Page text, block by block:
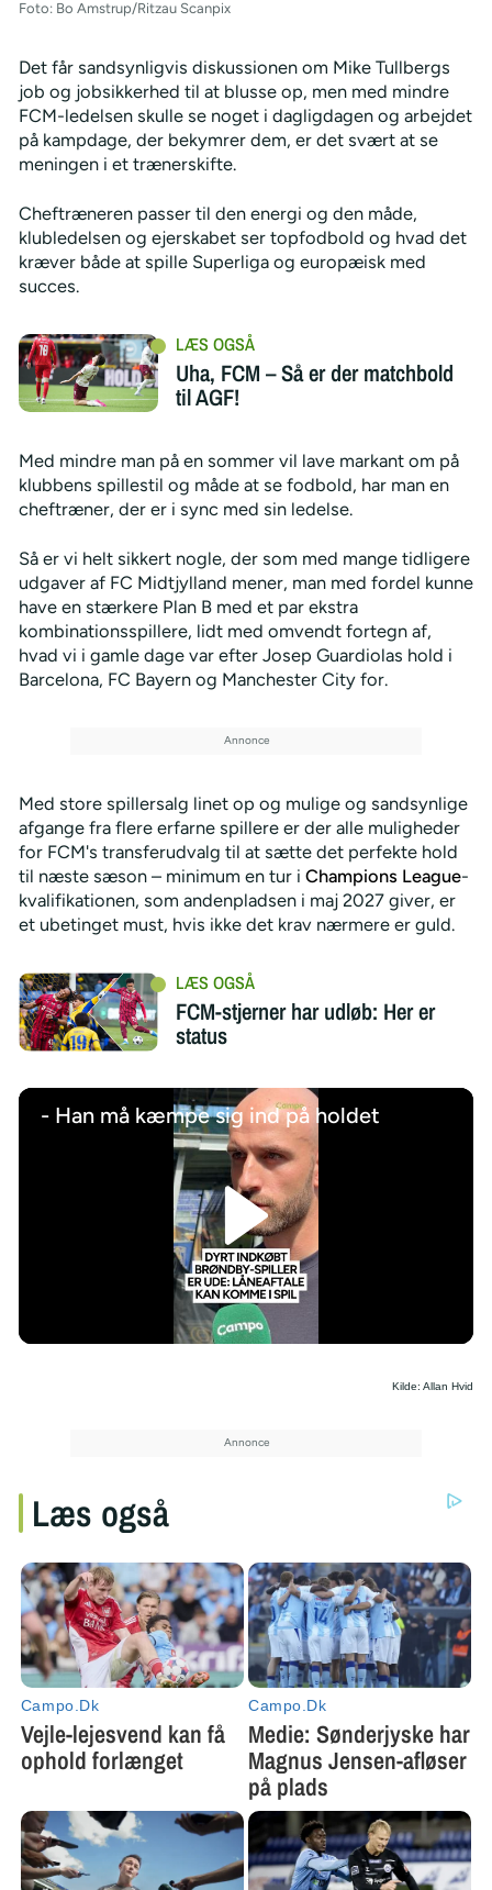
Foto: Bo Amstrup/Ritzau Scanpix
Det får sandsynligvis diskussionen om Mike Tullbergs
job og jobsikkerhed til at blusse op, men med mindre
FCM-ledelsen skulle se noget i dagligdagen og arbejdet
på kampdage, der bekymrer dem, er det svært at se
meningen i et trænerskifte.
Cheftræneren passer til den energi og den måde,
klubledelsen og ejerskabet ser topfodbold og hvad det
kræver både at spille Superliga og europæisk med
succes.
Uha, FCM – Så er der matchbold
til AGF!
Med mindre man på en sommer vil lave markant om på
klubbens spillestil og måde at se fodbold, har man en
cheftræner, der er i sync med sin ledelse.
Så er vi helt sikkert nogle, der som med mange tidligere
udgaver af FC Midtjylland mener, man med fordel kunne
have en stærkere Plan B med et par ekstra
kombinationsspillere, lidt med omvendt fortegn af,
hvad vi i gamle dage var efter Josep Guardiolas hold i
Barcelona, FC Bayern og Manchester City for.
Med store spillersalg linet op og mulige og sandsynlige
afgange fra flere erfarne spillere er der alle muligheder
for FCM's transferudvalg til at sætte det perfekte hold
til næste sæson – minimum en tur i Champions League-
kvalifikationen, som andenpladsen i maj 2027 giver, er
et ubetinget must, hvis ikke det krav nærmere er guld.
FCM-stjerner har udløb: Her er
status
- Han må kæmpe sig ind på holdet
/
Kilde: Allan Hvid